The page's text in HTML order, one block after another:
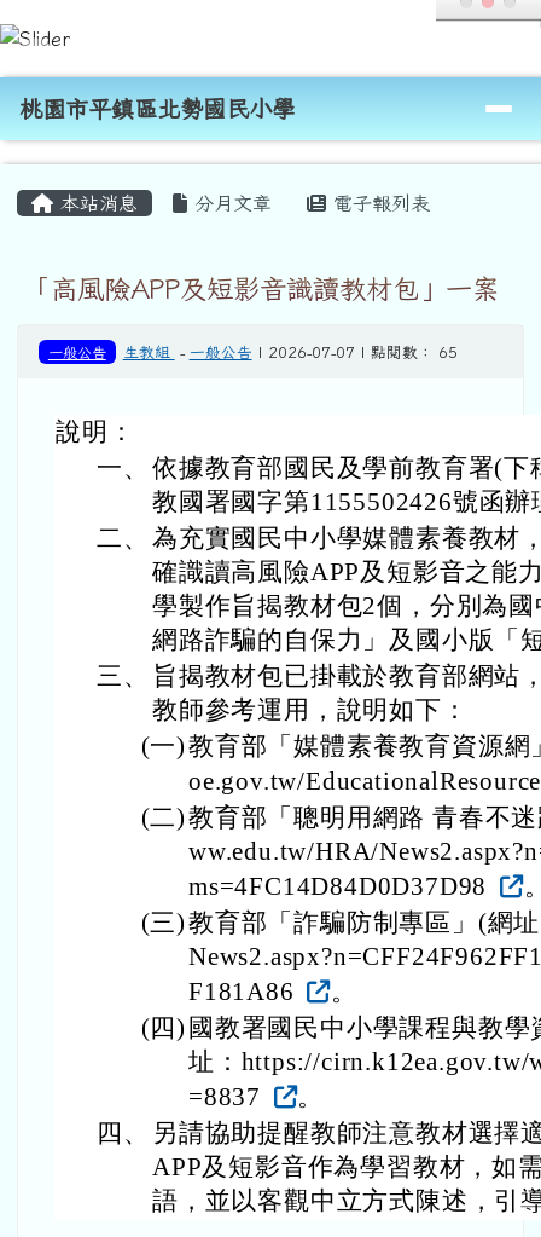
跳至主內容區
桃園市平鎮區北勢國民小學
導覽列
桃園市平鎮區北勢國民小學
本站消息 分月文章 電子報列表
「高風險APP及短影音識讀教材包」一案
一般公告 生教組 - 一般公告 | 2026-07-07 | 點閱數： 65
說明：
一、 依據教育部國民及學前教育署(
教國署國字第1155502426號函辦
二、 為充實國民中小學媒體素養教材
確識讀高風險APP及短影音之能
學製作旨揭教材包2個，分別為
網路詐騙的自保力」及國小版「
三、
旨揭教材包已掛載於教育部網站
教師參考運用，說明如下：
(一)教育部「媒體素養教育資源網
oe.gov.tw/
(二)教育部「聰明用網路 青春不
ww.edu.tw/HRA/
ms=4FC14D84D0D37D98
(三)教育部「詐騙防制專區」(網
F181A86
。
(四) 國教署國民中小學課程與教
址：https://cirn.k12ea.gov.tw/
=8837
。
四、
另請協助提醒教師注意教材選擇
APP及短影音作為學習教材，如
語，並以客觀中立方式陳述，引